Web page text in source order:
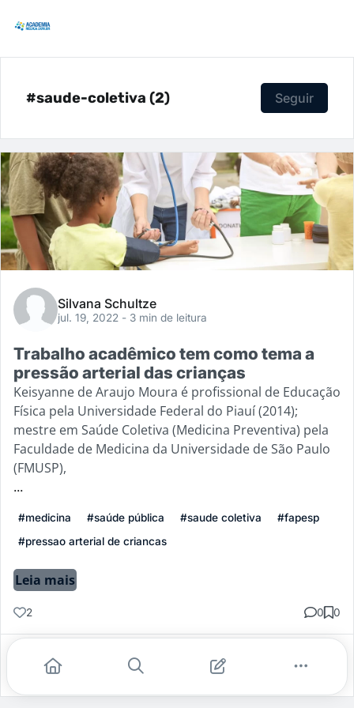
#saude-coletiva (2) Seguir
Silvana Schultze
jul. 19, 2022 - 3 min de leitura
Trabalho acadêmico tem como tema a
pressão arterial das crianças
Keisyanne de Araujo Moura é profissional de Educação
Física pela Universidade Federal do Piauí (2014);
mestre em Saúde Coletiva (Medicina Preventiva) pela
Faculdade de Medicina da Universidade de São Paulo
(FMUSP),
...
#medicina #saúde pública #saude coletiva
#fapesp
#pressao arterial de criancas
Leia mais
2 0 0
Gostei Comentar Salvar